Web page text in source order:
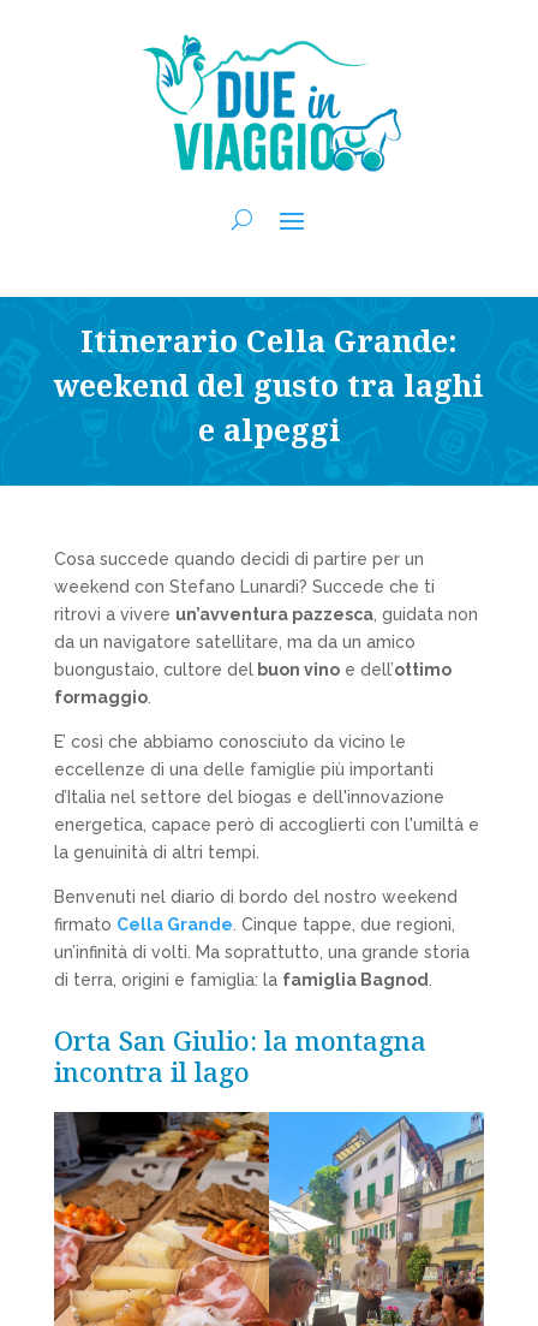
Itinerario Cella Grande:
weekend del gusto tra laghi
e alpeggi
Cosa succede quando decidi di partire per un
weekend con Stefano Lunardi? Succede che ti
ritrovi a vivere un’avventura pazzesca, guidata non
da un navigatore satellitare, ma da un amico
buongustaio, cultore delbuon vinoe dell’ottimo
formaggio.
E’ così che abbiamo conosciuto da vicino le
eccellenze di una delle famiglie più importanti
d’Italia nel settore del biogas e dell'innovazione
energetica, capace però di accoglierti con l'umiltà e
la genuinità di altri tempi.
Benvenuti nel diario di bordo del nostro weekend
firmato Cella Grande . Cinque tappe, due regioni,
un’infinità di volti. Ma soprattutto, una grande storia
di terra, origini e famiglia: la famiglia Bagnod
Orta San Giulio: la montagna
incontra il lago